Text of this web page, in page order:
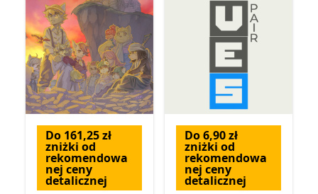
Do 161,25 zł
zniżki od
rekomendowa
nej ceny
detalicznej
Do 6,90 zł
zniżki od
rekomendowa
nej ceny
detalicznej